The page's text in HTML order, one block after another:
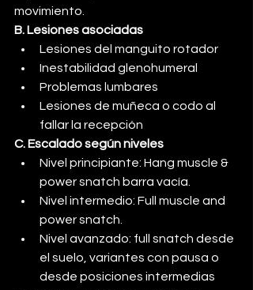
movimiento.
B. Lesiones asociadas
Lesiones del manguito rotador
Inestabilidad glenohumeral
Problemas lumbares
Lesiones de muñeca o codo al
fallar la recepción
C. Escalado según niveles
Nivel principiante: Hang muscle &
power snatch barra vacía.
Nivel intermedio: Full muscle and
power snatch.
Nivel avanzado: full snatch desde
el suelo, variantes con pausa o
desde posiciones intermedias